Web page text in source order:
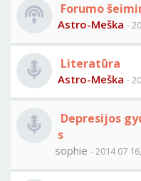
Forumo
Astro-Meška -
Literatūra
Astro-Meška -
Depresijos
s
sophie - 2014 07